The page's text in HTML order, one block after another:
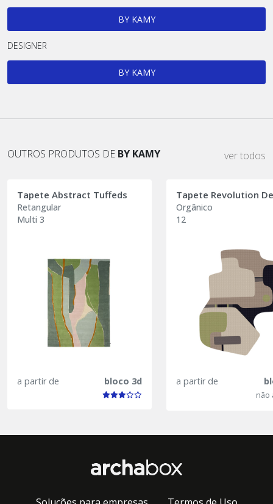
cores vibrantes, dando ainda mais destaque aos protagonistas
BY KAMY
DESIGNER
BY KAMY
OUTROS PRODUTOS DE BY KAMY ver todos
Tapete Abstract Tuffeds
Retangular
Multi 3
a partir de bloco 3d
Orgânico
12
a partir de
não